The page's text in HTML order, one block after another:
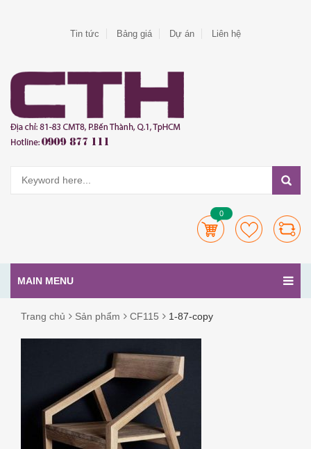
Tin tức Bảng giá Dự án Liên hệ
0
MAIN MENU
Trang chủ Sản phẩm CF115 1-87-copy
COPY